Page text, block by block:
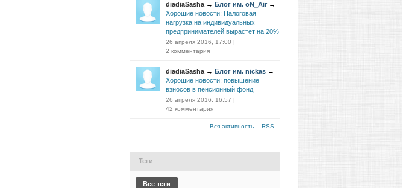
diadiaSasha → Блог им. oN_Air →
Хорошие новости: Налоговая
нагрузка на индивидуальных
предпринимателей вырастет на 20%
26 апреля 2016, 17:00 |
2 комментария
diadiaSasha → Блог им. nickas →
Хорошие новости: повышение
взносов в пенсионный фонд
26 апреля 2016, 16:57 |
42 комментария
Вся активность RSS
Теги
Все теги